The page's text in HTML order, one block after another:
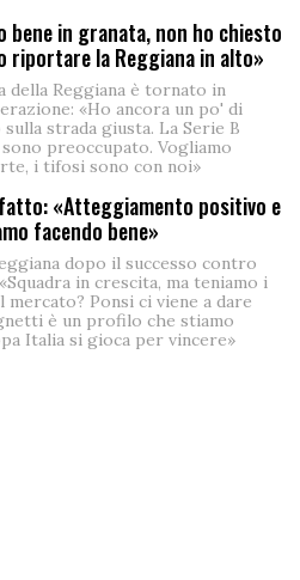
bene in granata, non ho chiesto
riportare la Reggiana in alto»
della Reggiana è tornato in
«Ho ancora un po' di
strada giusta. La Serie B
preoccupato. Vogliamo
i tifosi sono con noi»
«Atteggiamento positivo e
facendo bene»
dopo il successo contro
in crescita, ma teniamo i
Ponsi ci viene a dare
è un profilo che stiamo
Italia si gioca per vincere»